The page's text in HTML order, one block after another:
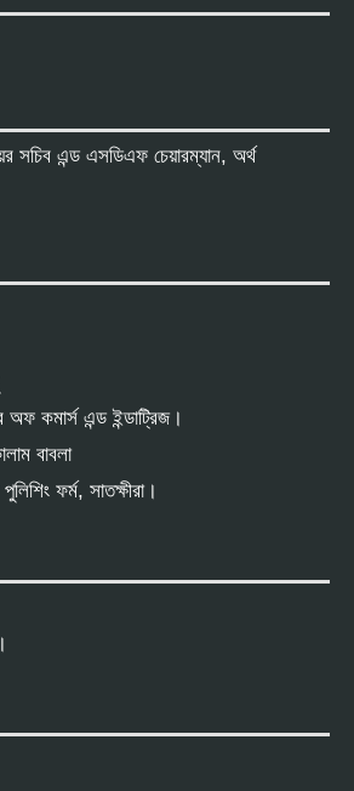
সচিব এন্ড এসডিএফ চেয়ারম্যান, অর্থ
অফ কমার্স এন্ড ইন্ডাট্রিজ।
বাবলা
ফর্ম, সাতক্ষীরা।